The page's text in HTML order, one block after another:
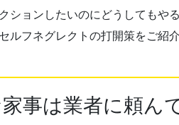
ションしたいのにどうしてもや
ルフネグレクトの打開策をご紹
事は業者に頼ん